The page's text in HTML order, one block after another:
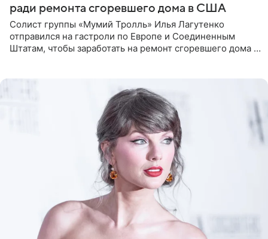
ради ремонта сгоревшего дома в США
Солист группы «Мумий Тролль» Илья Лагутенко
отправился на гастроли по Европе и Соединенным
Штатам, чтобы заработать на ремонт сгоревшего дома в